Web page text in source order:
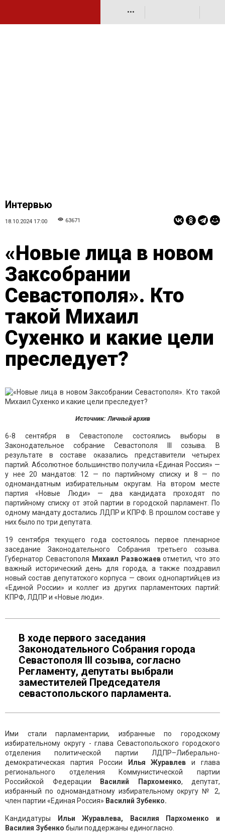
•••
Интервью
18.10.2024 17:00 63671
«Новые лица в новом
Заксобрании
Севастополя». Кто
такой Михаил
Сухенко и какие цели
преследует?
Источник: Личный архив
6-8 сентября в Севастополе состоялись выборы в
Законодательное собрание Севастополя III созыва. В
результате в составе оказались представители четырех
партий. Абсолютное большинство получила «Единая Россия» —
у нее 20 мандатов: 12 — по партийному списку и 8 — по
одномандатным избирательным округам. На втором месте
партия «Новые Люди» — два кандидата проходят по
партийному списку от этой партии в городской парламент. По
одному мандату достались ЛДПР и КПРФ. В прошлом составе у
них было по три депутата.
19 сентября текущего года состоялось первое пленарное
заседание Законодательного Собрания третьего созыва.
Губернатор Севастополя Михаил Развожаевотметил, что это
важный исторический день для города, а также поздравил
новый состав депутатского корпуса — своих однопартийцев из
«Единой России» и коллег из других парламентских партий:
КПРФ, ЛДПР и «Новые люди».
В ходе первого заседания
Законодательного Собрания города
Севастополя III созыва, согласно
Регламенту, депутаты выбрали
заместителей Председателя
севастопольского парламента.
Ими стали парламентарии, избранные по городскому
избирательному округу - глава Севастопольского городского
отделения политической партии ЛДПР–Либерально-
демократическая партия России
Илья Журавлеви глава
регионального отделения Коммунистической партии
Российской Федерации
Василий Пархоменко, депутат,
избранный по одномандатному избирательному округу № 2,
член партии «Единая Россия» Василий Зубенко.
Кандидатуры
Ильи Журавлева, Василия Пархоменко и
Василия Зубенко были поддержаны единогласно.